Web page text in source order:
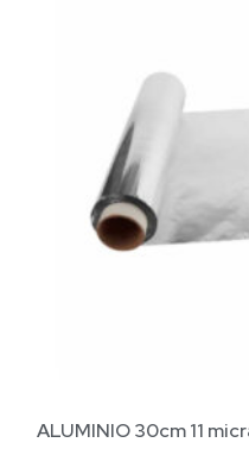
ALUMINIO 30cm 11